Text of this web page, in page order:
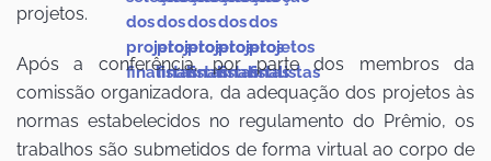
projetos.
Após a conferência, por parte dos membros da
comissão organizadora, da adequação dos projetos às
normas estabelecidos no regulamento do Prêmio, os
trabalhos são submetidos de forma virtual ao corpo de